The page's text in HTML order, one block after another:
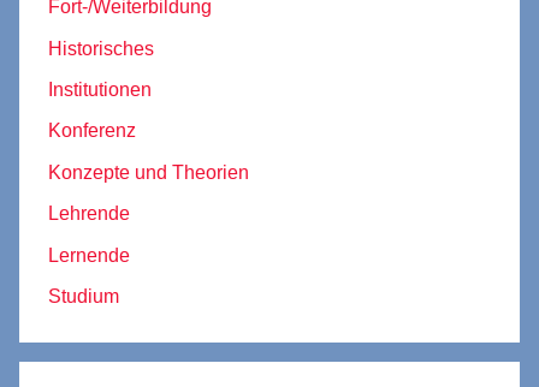
Fort-/Weiterbildung
Historisches
Institutionen
Konferenz
Konzepte und Theorien
Lehrende
Lernende
Studium